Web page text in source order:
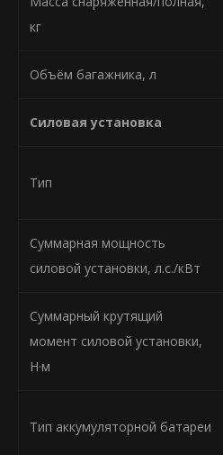
кг
Объём багажника, л
Силовая установка
Тип
Суммарная мощность
силовой установки, л.с./кВт
Суммарный крутящий
момент силовой установки,
Н·м
Тип аккумуляторной батареи